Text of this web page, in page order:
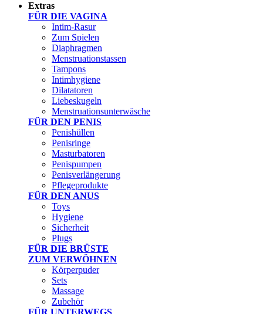
Extras
FÜR DIE VAGINA
Intim-Rasur
Zum Spielen
Diaphragmen
Menstruationstassen
Tampons
Intimhygiene
Dilatatoren
Liebeskugeln
Menstruationsunterwäsche
FÜR DEN PENIS
Penishüllen
Penisringe
Masturbatoren
Penispumpen
Penisverlängerung
Pflegeprodukte
FÜR DEN ANUS
Toys
Hygiene
Sicherheit
Plugs
FÜR DIE BRÜSTE
ZUM VERWÖHNEN
Körperpuder
Sets
Massage
Zubehör
FÜR UNTERWEGS